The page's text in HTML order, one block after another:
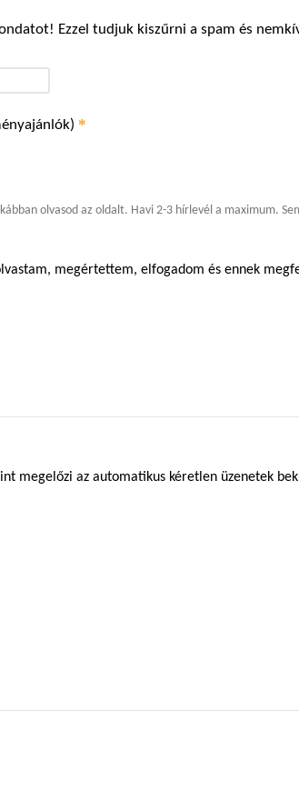
Ezzel tudjuk kiszűrni a spam és
*
olvasod az oldalt. Havi 2-3 hírlevél a maximum.
megértettem, elfogadom és ennek
megelőzi az automatikus kéretlen üzenetek